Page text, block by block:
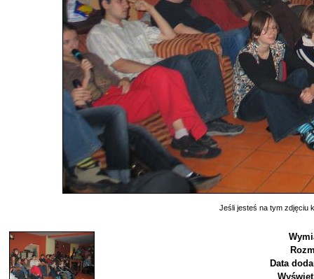
Jeśli jesteś na tym zdjęciu
Data